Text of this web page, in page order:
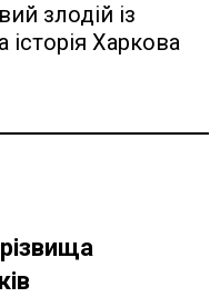
злодій із
історія Харкова